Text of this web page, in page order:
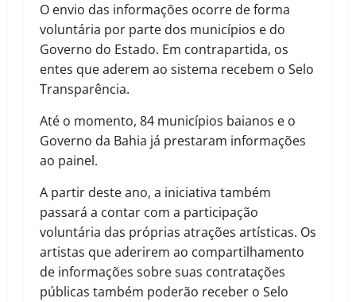
O envio das informações ocorre de forma
voluntária por parte dos municípios e do
Governo do Estado. Em contrapartida, os
entes que aderem ao sistema recebem o Selo
Transparência.
Até o momento, 84 municípios baianos e o
Governo da Bahia já prestaram informações
ao painel.
A partir deste ano, a iniciativa também
passará a contar com a participação
voluntária das próprias atrações artísticas. Os
artistas que aderirem ao compartilhamento
de informações sobre suas contratações
públicas também poderão receber o Selo